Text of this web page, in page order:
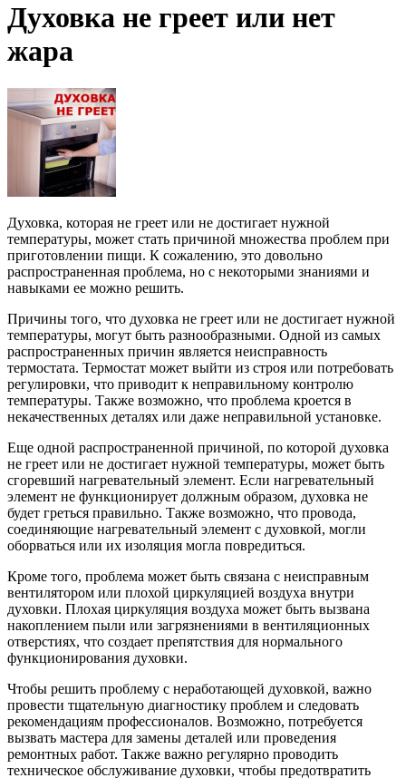
Духовка не греет или нет
жара
Духовка, которая не греет или не достигает нужной
температуры, может стать причиной множества проблем при
приготовлении пищи. К сожалению, это довольно
распространенная проблема, но с некоторыми знаниями и
навыками ее можно решить.
Причины того, что духовка не греет или не достигает нужной
температуры, могут быть разнообразными. Одной из самых
распространенных причин является неисправность
термостата. Термостат может выйти из строя или потребовать
регулировки, что приводит к неправильному контролю
температуры. Также возможно, что проблема кроется в
некачественных деталях или даже неправильной установке.
Еще одной распространенной причиной, по которой духовка
не греет или не достигает нужной температуры, может быть
сгоревший нагревательный элемент. Если нагревательный
элемент не функционирует должным образом, духовка не
будет греться правильно. Также возможно, что провода,
соединяющие нагревательный элемент с духовкой, могли
оборваться или их изоляция могла повредиться.
Кроме того, проблема может быть связана с неисправным
вентилятором или плохой циркуляцией воздуха внутри
духовки. Плохая циркуляция воздуха может быть вызвана
накоплением пыли или загрязнениями в вентиляционных
отверстиях, что создает препятствия для нормального
функционирования духовки.
Чтобы решить проблему с неработающей духовкой, важно
провести тщательную диагностику проблем и следовать
рекомендациям профессионалов. Возможно, потребуется
вызвать мастера для замены деталей или проведения
ремонтных работ. Также важно регулярно проводить
техническое обслуживание духовки, чтобы предотвратить